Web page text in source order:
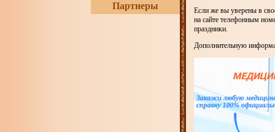
Партнеры
Если же вы уверены в
на сайте телефонным
праздники.
Дополнительную